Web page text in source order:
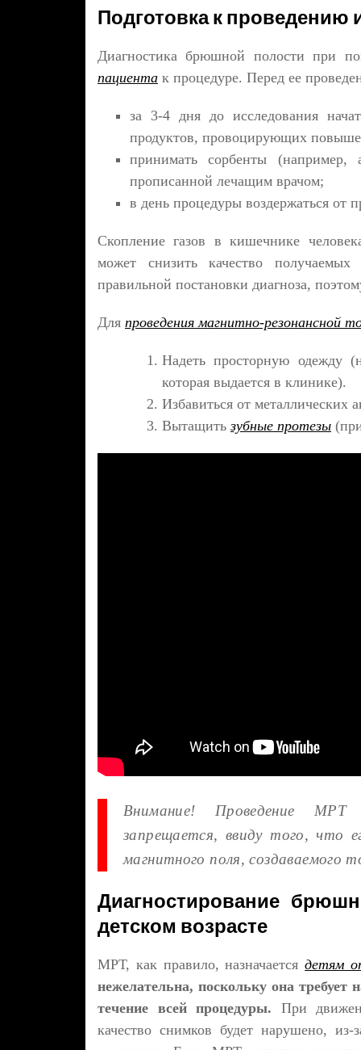
Подготовка к проведению
Диагностика брюшной полости при
пациента к процедуре. Перед ее
за 3-4 дня до исследования
продуктов, провоцирующих
принимать сорбенты
прописанной лечащим врачом;
в день процедуры воздержаться от
Скопление газов в кишечнике
может снизить качество
правильной постановки диагноза,
Для проведения магнитно-резонансной
Надеть просторную одежду
которая выдается в клинике).
Избавиться от металлических
Вытащитьзубные протезы
Внимание! Проведение МРТ
запрещается, ввиду того, что
магнитного поля, создаваемого
Диагностирование
детском возрасте
МРТ, как правило, назначаетсядетям
нежелательна, поскольку она требует
течение всей процедуры. При
качество снимков будет нарушено, из-